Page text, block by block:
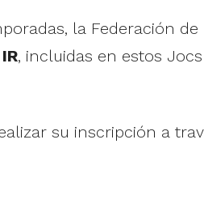
la Federación
, incluidas en estos
su inscripción a